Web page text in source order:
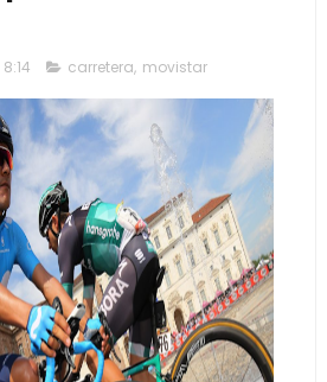
8:14 carretera, movistar